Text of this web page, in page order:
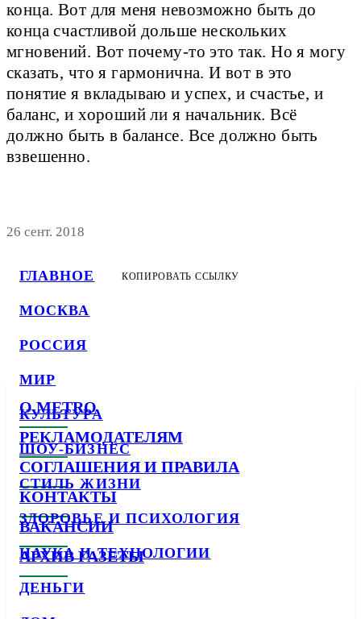
ГЛАВНОЕ
МОСКВА
РОССИЯ
МИР
КУЛЬТУРА
ШОУ-БИЗНЕС
СТИЛЬ ЖИЗНИ
ЗДОРОВЬЕ И ПСИХОЛОГИЯ
НАУКА И ТЕХНОЛОГИИ
ДЕНЬГИ
конца. Вот для меня невозможно быть до
конца счастливой дольше нескольких
мгновений. Вот почему-то это так. Но я могу
сказать, что я гармонична. И вот в это
понятие я вкладываю и успех, и счастье, и
баланс, и хороший ли я начальник. Всё
должно быть в балансе. Все должно быть
взвешенно.
26 сент. 2018
КОПИРОВАТЬ ССЫЛКУ
О METRO
РЕКЛАМОДАТЕЛЯМ
СОГЛАШЕНИЯ И ПРАВИЛА
КОНТАКТЫ
ВАКАНСИИ
АРХИВ ГАЗЕТЫ